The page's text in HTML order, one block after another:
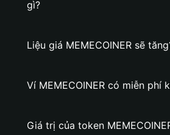
gì?
Liệu giá MEMECOINER sẽ
Ví MEMECOINER có miễn phí
Giá trị của token